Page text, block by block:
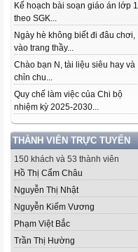
Kế hoạch bài soạn giáo án lớp 1
theo SGK...
Ngày hè không biết đi đâu chơi,
vào trang thầy...
Chào bạn N, tài liệu siêu hay và
chỉn chu...
Quy chế làm việc của Chi bộ
nhiệm kỳ 2025-2030...
THÀNH VIÊN TRỰC TUYẾN
150 khách và 53 thành viên
Hồ Thị Cẩm Châu
Nguyễn Thị Nhật
Nguyễn Kiếm Vương
Phạm Việt Bắc
Trần Thị Hường